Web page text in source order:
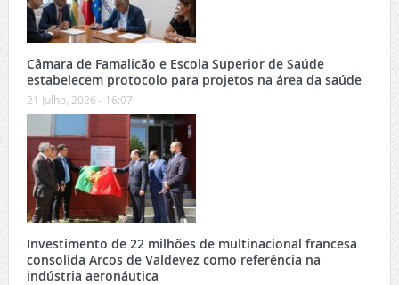
Câmara de Famalicão e Escola Superior de Saúde
estabelecem protocolo para projetos na área da saúde
21 Julho, 2026 - 16:07
Investimento de 22 milhões de multinacional francesa
consolida Arcos de Valdevez como referência na
indústria aeronáutica